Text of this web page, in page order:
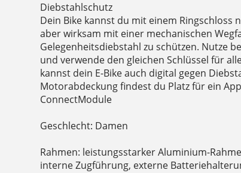
Diebstahlschutz
Dein Bike kannst du mit einem Ringschloss
aber wirksam mit einer mechanischen
Gelegenheitsdiebstahl zu schützen. Nutze
und verwende den gleichen Schlüssel für
kannst dein E-Bike auch digital gegen
Motorabdeckung findest du Platz für ein
ConnectModule
Geschlecht: Damen
Rahmen: leistungsstarker Aluminium-
interne Zugführung, externe